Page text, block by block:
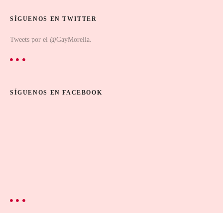
SÍGUENOS EN TWITTER
Tweets por el @GayMorelia.
SÍGUENOS EN FACEBOOK